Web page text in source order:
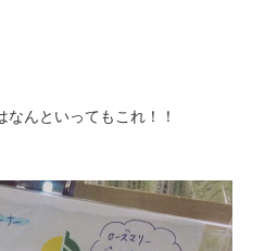
んといってもこれ！！